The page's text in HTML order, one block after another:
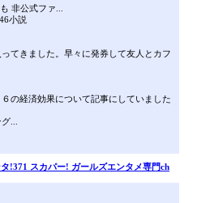
非公式ファ...
小説
てきました。早々に発券して友人とカフ
の経済効果について記事にしていました
...
!371 スカパー! ガールズエンタメ専門ch